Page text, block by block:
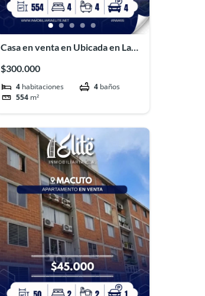
Casa en venta en Ubicada en La
$300.000
4 habitaciones 4 baños
554 m²